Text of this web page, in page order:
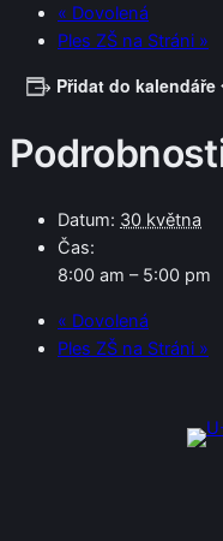
« Dovolená
Ples ZŠ na Stráni »
Přidat do kalendáře
Datum: 30 května
Čas:
8:00 am – 5:00 pm
« Dovolená
Ples ZŠ na Stráni »